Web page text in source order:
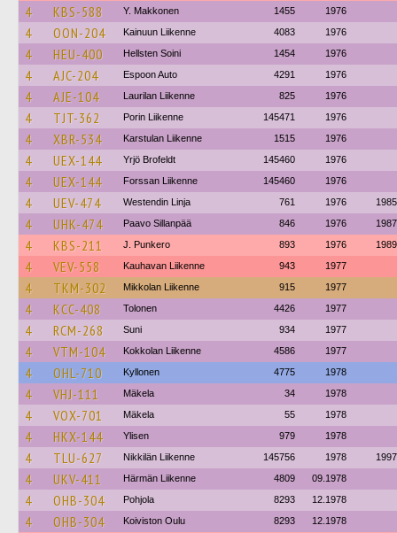
4 KBS-588 Y. Makkonen 1455 1976
4 OON-204 Kainuun Liikenne 4083 1976
4 HEU-400 Hellsten Soini 1454 1976
4 AJC-204 Espoon Auto 4291 1976
4 AJE-104 Laurilan Liikenne 825 1976
4 TJT-362 Porin Liikenne 145471 1976
4 XBR-534 Karstulan Liikenne 1515 1976
4 UEX-144 Yrjö Brofeldt 145460 1976
4 UEX-144 Forssan Liikenne 145460 1976
4 UEV-474 Westendin Linja 761 1976 1985
4 UHK-474 Paavo Sillanpää 846 1976 1987
4 KBS-211 J. Punkero 893 1976 1989
4 VEV-558 Kauhavan Liikenne 943 1977
4 TKM-302 Mikkolan Liikenne 915 1977
4 KCC-408 Tolonen 4426 1977
4 RCM-268 Suni 934 1977
4 VTM-104 Kokkolan Liikenne 4586 1977
4 OHL-710 Kyllonen 4775 1978
4 VHJ-111 Mäkela 34 1978
4 VOX-701 Mäkela 55 1978
4 HKX-144 Ylisen 979 1978
4 TLU-627 Nikkilän Liikenne 145756 1978 1997
4 UKV-411 Härmän Liikenne 4809 09.1978
4 OHB-304 Pohjola 8293 12.1978
4 OHB-304 Koiviston Oulu 8293 12.1978